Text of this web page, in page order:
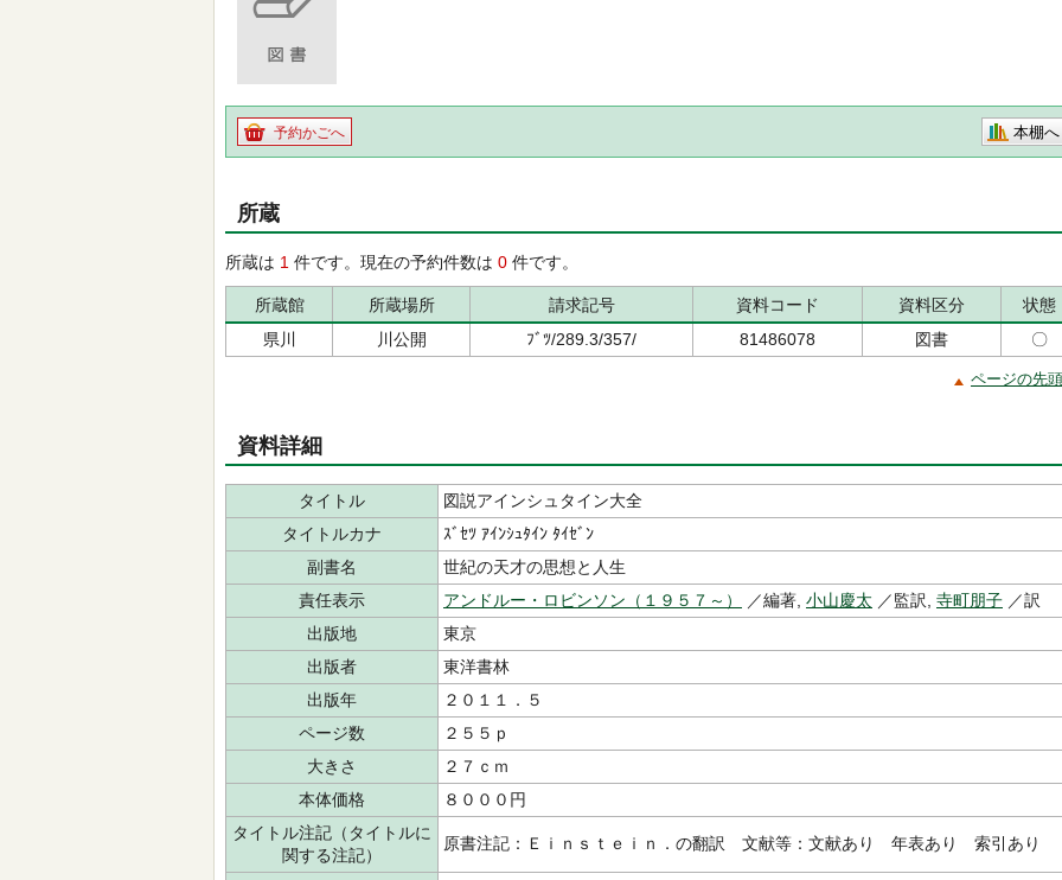
予約かごへ 本棚へ
所蔵
所蔵は 1 件です。現在の予約件数は 0 件です。
所蔵館 所蔵場所 請求記号 資料コード 資料区分
状態
県川
川公開 ﾌﾞﾂ/289.3/357/ 81486078 図書 〇
ページの先
資料詳細
タイトル
図説アインシュタイン大全
タイトルカナ
ｽﾞｾﾂ ｱｲﾝｼｭﾀｲﾝ ﾀｲｾﾞﾝ
副書名
世紀の天才の思想と人生
責任表示
アンドルー・ロビンソン（１９５７～） ／編著, 小山慶太 ／監訳, 寺町朋子 ／訳
出版地
東京
出版者
東洋書林
出版年
２０１１．５
ページ数
２５５ｐ
大きさ
２７ｃｍ
本体価格
８０００円
タイトル注記（タイトルに
関する注記）
原書注記：Ｅｉｎｓｔｅｉｎ．の翻訳 文献等：文献あり 年表あり 索引あり